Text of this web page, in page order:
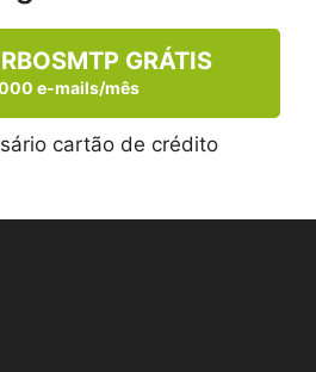
GRÁTIS
e-mails/mês
cartão de crédito